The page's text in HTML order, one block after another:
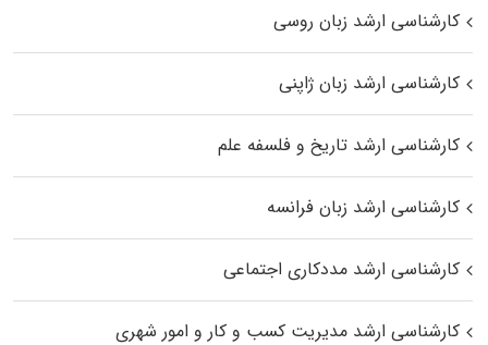
کارشناسی ارشد زبان روسی
کارشناسی ارشد زبان ژاپنی
کارشناسی ارشد تاریخ و فلسفه علم
کارشناسی ارشد زبان فرانسه
کارشناسی ارشد مددکاری اجتماعی
کارشناسی ارشد مدیریت کسب و کار و امور شهری